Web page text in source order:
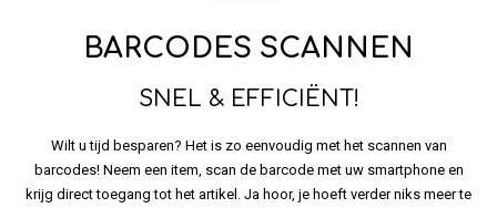
BARCODES SCANNEN
SNEL & EFFICIËNT!
Wilt u tijd besparen? Het is zo eenvoudig met het scannen van
barcodes! Neem een item, scan de barcode met uw smartphone en
krijg direct toegang tot het artikel. Ja hoor, je hoeft verder niks meer te